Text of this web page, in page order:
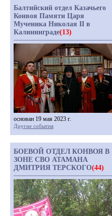
Балтийский отдел Казачьего
Конвоя Памяти Царя
Мученика Николая II в
Калининграде(13)
основан 19 мая 2023 г.
Другие события
БОЕВОЙ ОТДЕЛ КОНВОЯ В
ЗОНЕ СВО АТАМАНА
ДМИТРИЯ ТЕРСКОГО(44)